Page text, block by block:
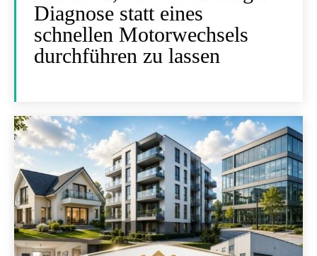
Diagnose statt eines
schnellen Motorwechsels
durchführen zu lassen